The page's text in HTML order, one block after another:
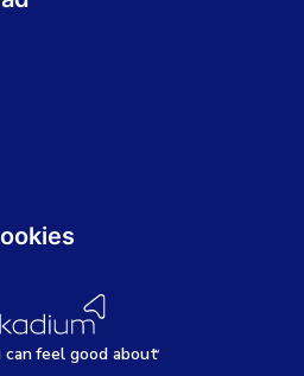
canfeel good about